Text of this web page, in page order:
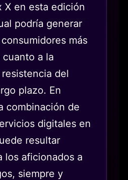
X en esta edición
podría generar
más
a la
del
plazo. En
combinación de
digitales en
resultar
los aficionados a
siempre y